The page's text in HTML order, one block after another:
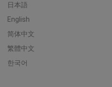
日本語
English
简体中文
繁體中文
한국어